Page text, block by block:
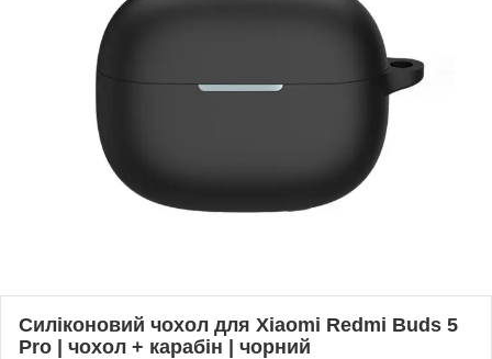
Силіконовий чохол для Xiaomi Redmi Buds 5
Pro | чохол + карабін | чорний